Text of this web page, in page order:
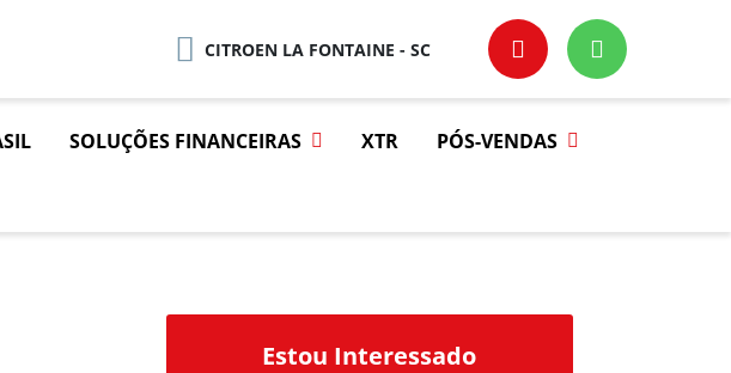
CITROEN LA FONTAINE - SC
SOLUÇÕES FINANCEIRAS XTR
PÓS-VENDAS
Estou Interessado